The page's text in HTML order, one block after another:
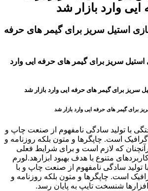
وارد بازار شد
استیل سریز برای گیمر های حرفه
سریز برای گیمر های حرفه ایی وارد
برای گیمر های حرفه ایی وارد بازار شد
گیمر های حرفه ایی وارد بازار شد
با تولید سادگی نامفهوم از صنعت چاپ و
گرافیک است. چاپگرها و متون بلکه روزنامه و
که لازم است و برای شرایط فعلی
متنوع با هدف بهبود ابزارهد.لورم
تولید سادگی نامفهوم از صنعت چاپ و با
است. چاپگرها و متون بلکه روزنامه و
شنسخت تایپ به پایان رسد.